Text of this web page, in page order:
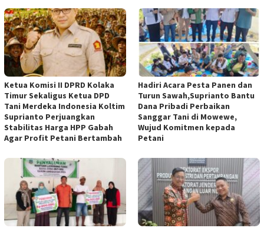
Ketua Komisi II DPRD Kolaka
Timur Sekaligus Ketua DPD
Tani Merdeka Indonesia Koltim
Suprianto Perjuangkan
Stabilitas Harga HPP Gabah
Agar Profit Petani Bertambah
Hadiri Acara Pesta Panen dan
Turun Sawah,Suprianto Bantu
Dana Pribadi Perbaikan
Sanggar Tani di Mowewe,
Wujud Komitmen kepada
Petani